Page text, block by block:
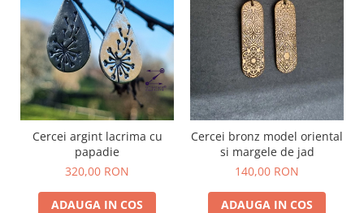
Cercei argint lacrima cu
papadie
320,00 RON
ADAUGA IN COS
Cercei bronz model oriental
si margele de jad
140,00 RON
ADAUGA IN COS